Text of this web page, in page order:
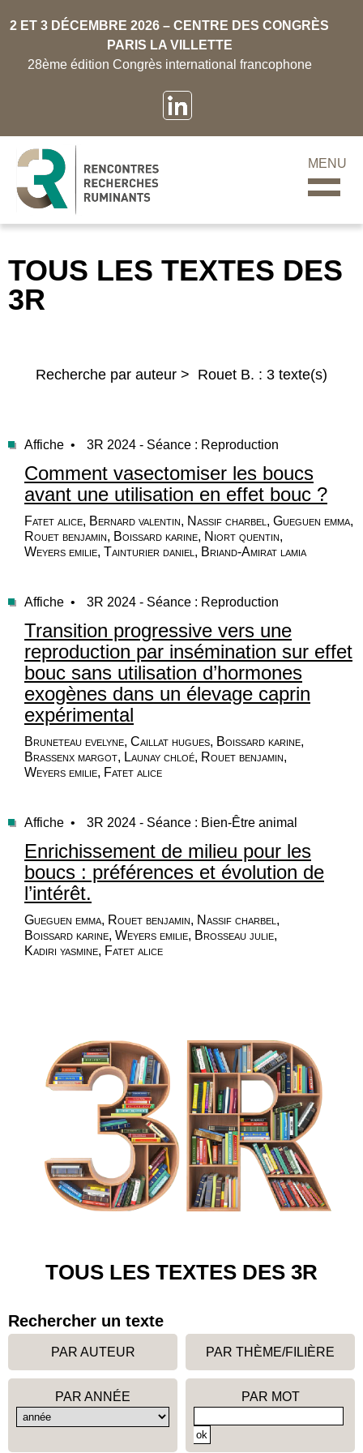
2 ET 3 DÉCEMBRE 2026 – CENTRE DES CONGRÈS
PARIS LA VILLETTE
28ème édition Congrès international francophone
MENU
TOUS LES TEXTES DES
3R
Recherche par auteur > Rouet B. : 3 texte(s)
Affiche • 3R 2024 - Séance : Reproduction
Comment vasectomiser les boucs
avant une utilisation en effet bouc ?
Fatet alice, Bernard valentin, Nassif charbel, Gueguen emma,
Rouet benjamin, Boissard karine, Niort quentin,
Weyers emilie, Tainturier daniel, Briand-Amirat lamia
Affiche • 3R 2024 - Séance : Reproduction
Transition progressive vers une
reproduction par insémination sur effet
bouc sans utilisation d’hormones
exogènes dans un élevage caprin
expérimental
Bruneteau evelyne, Caillat hugues, Boissard karine,
Brassenx margot, Launay chloé, Rouet benjamin,
Weyers emilie, Fatet alice
Affiche • 3R 2024 - Séance : Bien-Être animal
Enrichissement de milieu pour les
boucs : préférences et évolution de
l’intérêt.
Gueguen emma, Rouet benjamin, Nassif charbel,
Boissard karine, Weyers emilie, Brosseau julie,
Kadiri yasmine, Fatet alice
TOUS LES TEXTES DES 3R
Rechercher un texte
PAR AUTEUR PAR THÈME/FILIÈRE
PAR ANNÉE PAR MOT